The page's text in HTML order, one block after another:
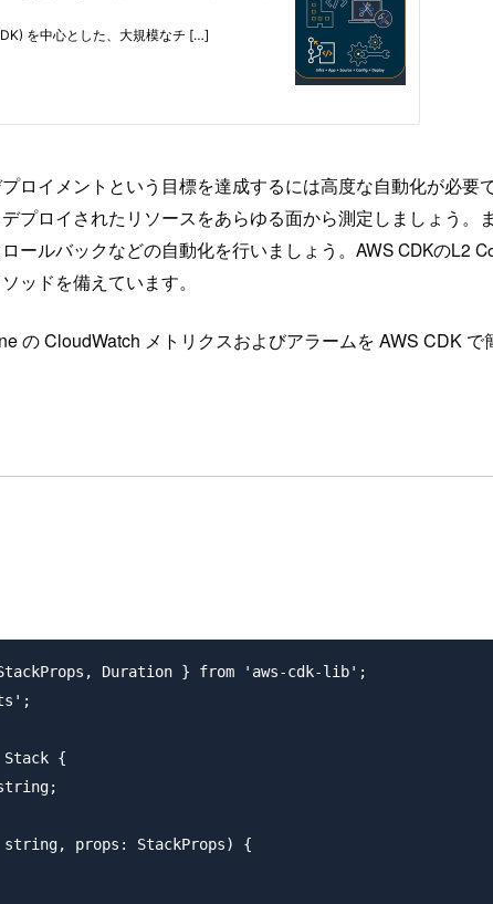
ロイメントという目標を達成するには高度な自動化が必
プロイされたリソースをあらゆる面から測定しましょう
ールバックなどの自動化を行いましょう。AWS CDKのL2
ッドを備えています。
の CloudWatch メトリクスおよびアラームを AWS CDK で
Duration } from 'aws-cdk-lib';
Stack {
props: StackProps) {